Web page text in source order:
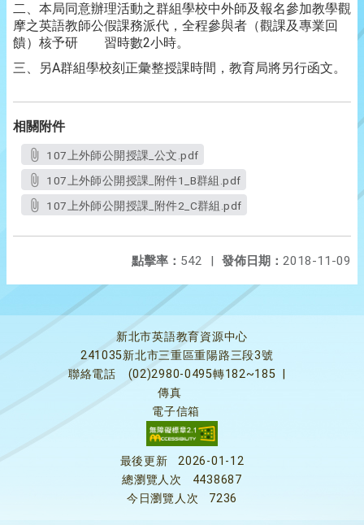
二、本局同意辦理活動之群組學校中外師及報名參加教學觀
摩之英語教師公假課務派代，全程參與者（觀課及專業回
饋）核予研 習時數2小時。
三、另A群組學校刻正彙整授課時間，教育局將另行函文。
相關附件
107上外師公開授課_公文.pdf
107上外師公開授課_附件1_B群組.pdf
107上外師公開授課_附件2_C群組.pdf
發佈日期： 2018-11-09
點擊率： 542 |
新北市英語教育資源中心
241035新北市三重區重陽路三段3號
聯絡電話
(02)2980-0495轉182~185
傳真
電子信箱
最後更新
2026-01-12
總瀏覽人次
4438687
今日瀏覽人次
7236